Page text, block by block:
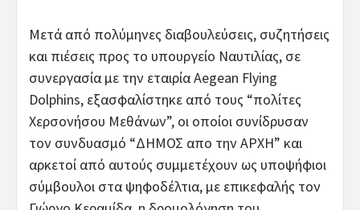
Μετά από πολύμηνες διαβουλεύσεις, συζητήσεις
και πιέσεις προς το υπουργείο Ναυτιλίας, σε
συνεργασία με την εταιρία Aegean Flying
Dolphins, εξασφαλίστηκε από τους “πολίτες
Χερσονήσου Μεθάνων”, οι οποίοι συνίδρυσαν
τον συνδυασμό “ΔΗΜΟΣ απο την ΑΡΧΗ” και
αρκετοί από αυτούς συμμετέχουν ως υποψήφιοι
σύμβουλοι στα ψηφοδέλτια, με επικεφαλής τον